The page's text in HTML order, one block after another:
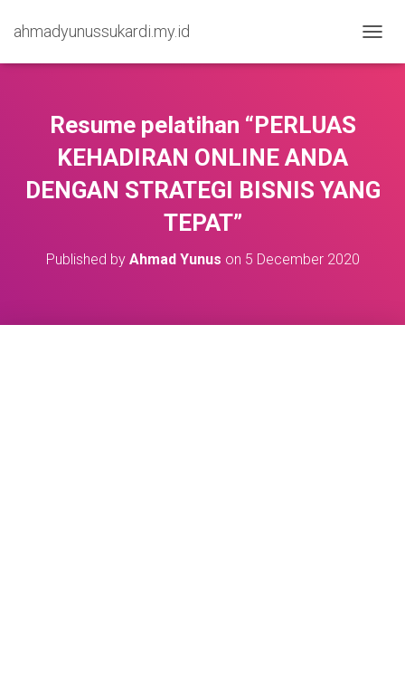
ahmadyunussukardi.my.id
Resume pelatihan “PERLUAS
KEHADIRAN ONLINE ANDA
DENGAN STRATEGI BISNIS YANG
TEPAT”
Published by Ahmad Yunus on 5 December 2020